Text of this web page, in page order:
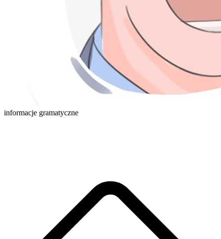
informacje gramatyczne